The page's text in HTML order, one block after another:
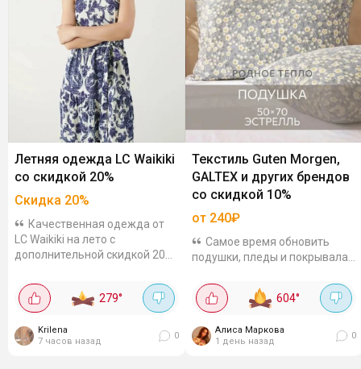
Летняя одежда LC Waikiki
со скидкой 20%
Скидка 20%
Качественная одежда от
LC Waikiki на лето с
дополнительной скидкой 20%
семьи. Например, платье из
вискозы можно заказать
всего за 762₽. Выбор...
279°
Krilena
7 часов назад
0
Текстиль Guten Morgen,
GALTEX и других брендов
со скидкой 10%
от 240₽
Самое время обновить
подушки, пледы и покрывала.
подборку текстиля по
отличным ценам - для
Есть...
604°
Алиса Маркова
1 день назад
0